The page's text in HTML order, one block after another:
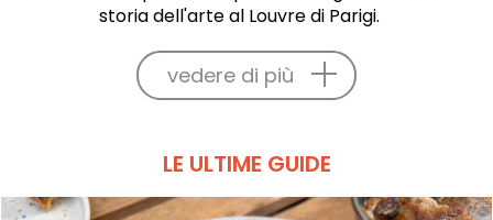
storia dell'arte al Louvre di Parigi.
vedere di più
LE ULTIME GUIDE